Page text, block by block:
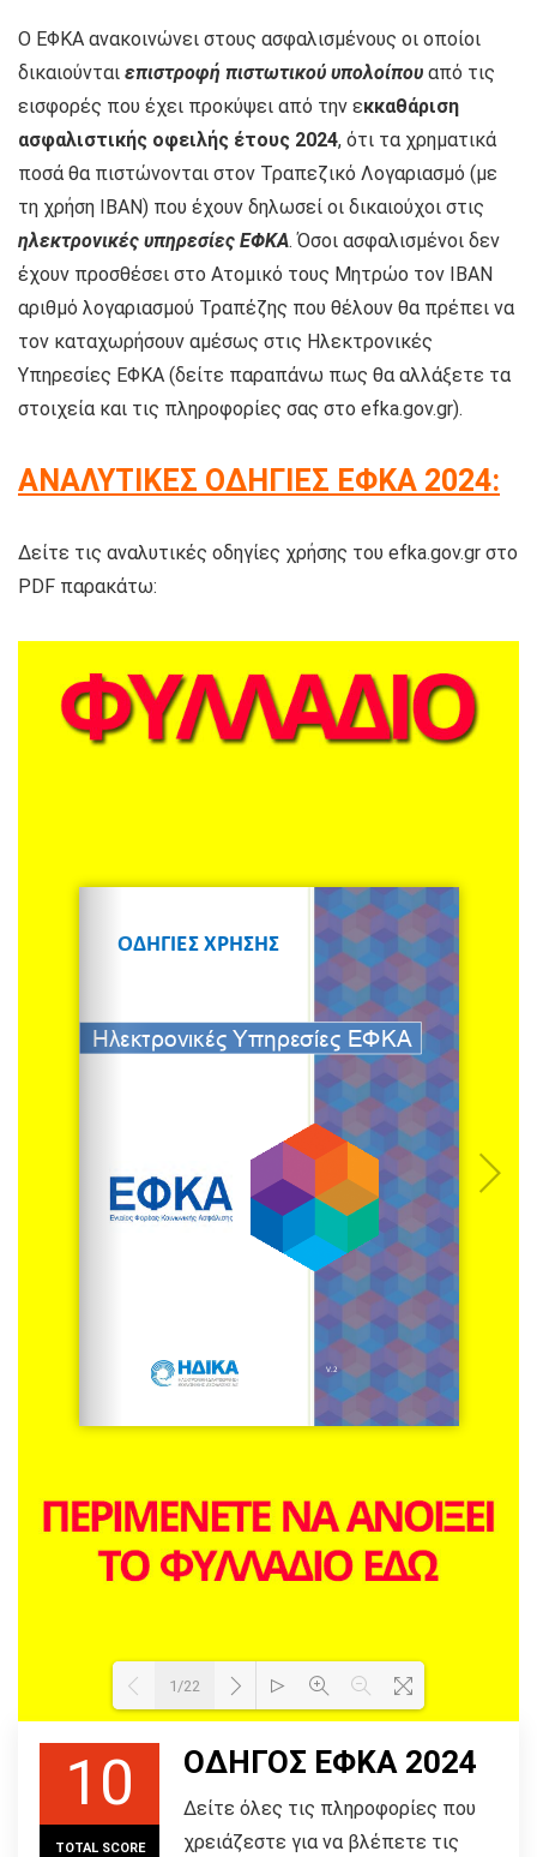
Ο ΕΦΚΑ ανακοινώνει στους ασφαλισμένους οι οποίοι
δικαιούνται επιστροφή πιστωτικού υπολοίπου από τις
εισφορές που έχει προκύψει από την εκκαθάριση
ασφαλιστικής οφειλής έτους 2024, ότι τα χρηματικά
ποσά θα πιστώνονται στον Τραπεζικό Λογαριασμό (με
τη χρήση IBAN) που έχουν δηλωσεί οι δικαιούχοι στις
ηλεκτρονικές υπηρεσίες ΕΦΚΑ. Όσοι ασφαλισμένοι δεν
έχουν προσθέσει στο Ατομικό τους Μητρώο τον ΙΒΑΝ
αριθμό λογαριασμού Τραπέζης που θέλουν θα πρέπει να
τον καταχωρήσουν αμέσως στις Ηλεκτρονικές
Υπηρεσίες ΕΦΚΑ (δείτε παραπάνω πως θα αλλάξετε τα
στοιχεία και τις πληροφορίες σας στο efka.gov.gr).
ΑΝΑΛΥΤΙΚΕΣ ΟΔΗΓΙΕΣ ΕΦΚΑ 2024:
Δείτε τις αναλυτικές οδηγίες χρήσης του efka.gov.gr στο
PDF παρακάτω:
Loading PDF 101% ...
1/22
10
TOTAL SCORE
ΟΔΗΓΟΣ ΕΦΚΑ 2024
Δείτε όλες τις πληροφορίες που
χρειάζεστε για να βλέπετε τις